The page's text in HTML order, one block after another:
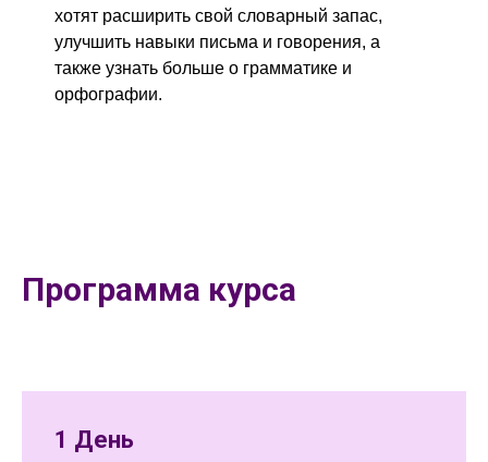
хотят расширить свой словарный запас,
улучшить навыки письма и говорения, а
также узнать больше о грамматике и
орфографии.
Программа курса
1 День